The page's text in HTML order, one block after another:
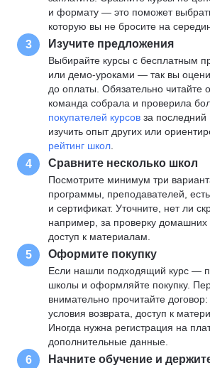
и формату — это поможет
которую вы не бросите на
3 Изучите предложения
Выбирайте курсы с бесплатным
или демо-уроками — так вы
до оплаты. Обязательно читайте
команда собрала и проверила
покупателей курсов за
изучить опыт других или
рейтинг школ
4 Сравните несколько школ
Посмотрите минимум три
программы, преподавателей,
и сертификат. Уточните, нет ли
например, за проверку домашних
доступ к материалам.
5 Оформите покупку
Если нашли подходящий курс —
школы и оформляйте покупку.
внимательно прочитайте договор:
условия возврата, доступ к
Иногда нужна регистрация на
дополнительные данные.
6 Начните обучение и